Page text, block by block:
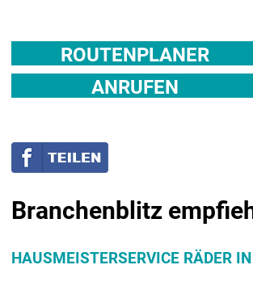
ROUTENPLANER
ANRUFEN
Branchenblitz
HAUSMEISTERSERVICE RÄDER